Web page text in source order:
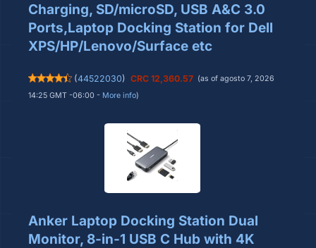
Charging, SD/microSD, USB A&C 3.0
Ports,Laptop Docking Station for Dell
XPS/HP/Lenovo/Surface etc
(44522030) CRC 12,360.57 (as of agosto 7, 2026
14:25 GMT -06:00 - More info)
Anker Laptop Docking Station Dual
Monitor, 8-in-1 USB C Hub with 4K